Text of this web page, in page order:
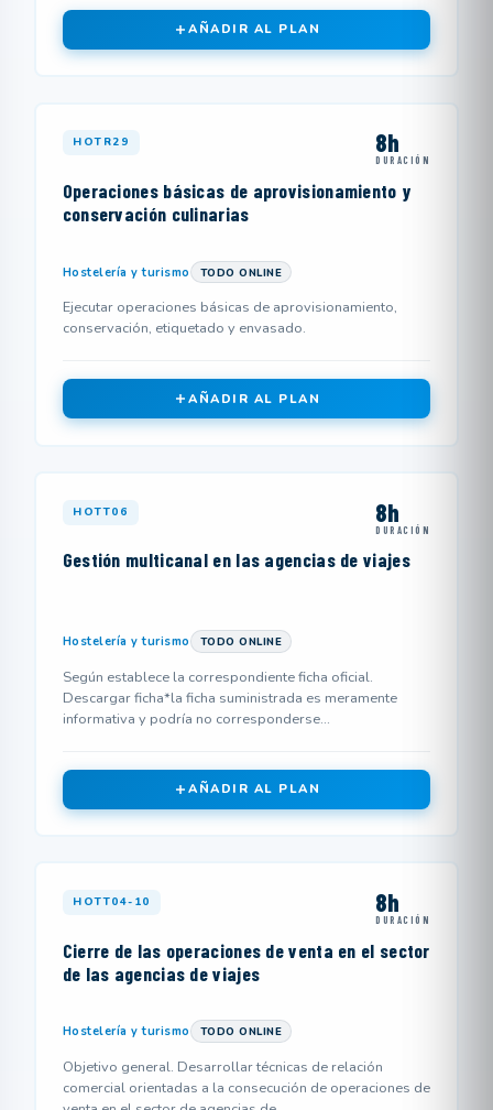
AÑADIR AL PLAN
HOTR29 8h
DURACIÓN
Operaciones básicas de aprovisionamiento y
conservación culinarias
Hostelería y turismo TODO ONLINE
Ejecutar operaciones básicas de aprovisionamiento,
conservación, etiquetado y envasado.
AÑADIR AL PLAN
HOTT06 8h
DURACIÓN
Gestión multicanal en las agencias de viajes
Hostelería y turismo TODO ONLINE
Según establece la correspondiente ficha oficial.
Descargar ficha*la ficha suministrada es meramente
informativa y podría no corresponderse...
AÑADIR AL PLAN
HOTT04-10 8h
DURACIÓN
Cierre de las operaciones de venta en el sector
de las agencias de viajes
Hostelería y turismo TODO ONLINE
Objetivo general. Desarrollar técnicas de relación
comercial orientadas a la consecución de operaciones de